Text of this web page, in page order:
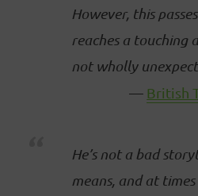
However, this
reaches a touching
not wholly
British
He’s not a bad
means, and at